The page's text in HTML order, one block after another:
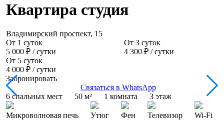
Квартира студия
Владимирский проспект, 15
От 1 суток
5 000 ₽ / сутки
От 3 суток
4 300 ₽ / сутки
От 5 суток
4 000 ₽ / сутки
Забронировать
Связаться в WhatsApp
6 спальных мест
50 м² 1 комната 3 этаж
Микроволновая печь Утюг Фен Телевизор Wi-Fi